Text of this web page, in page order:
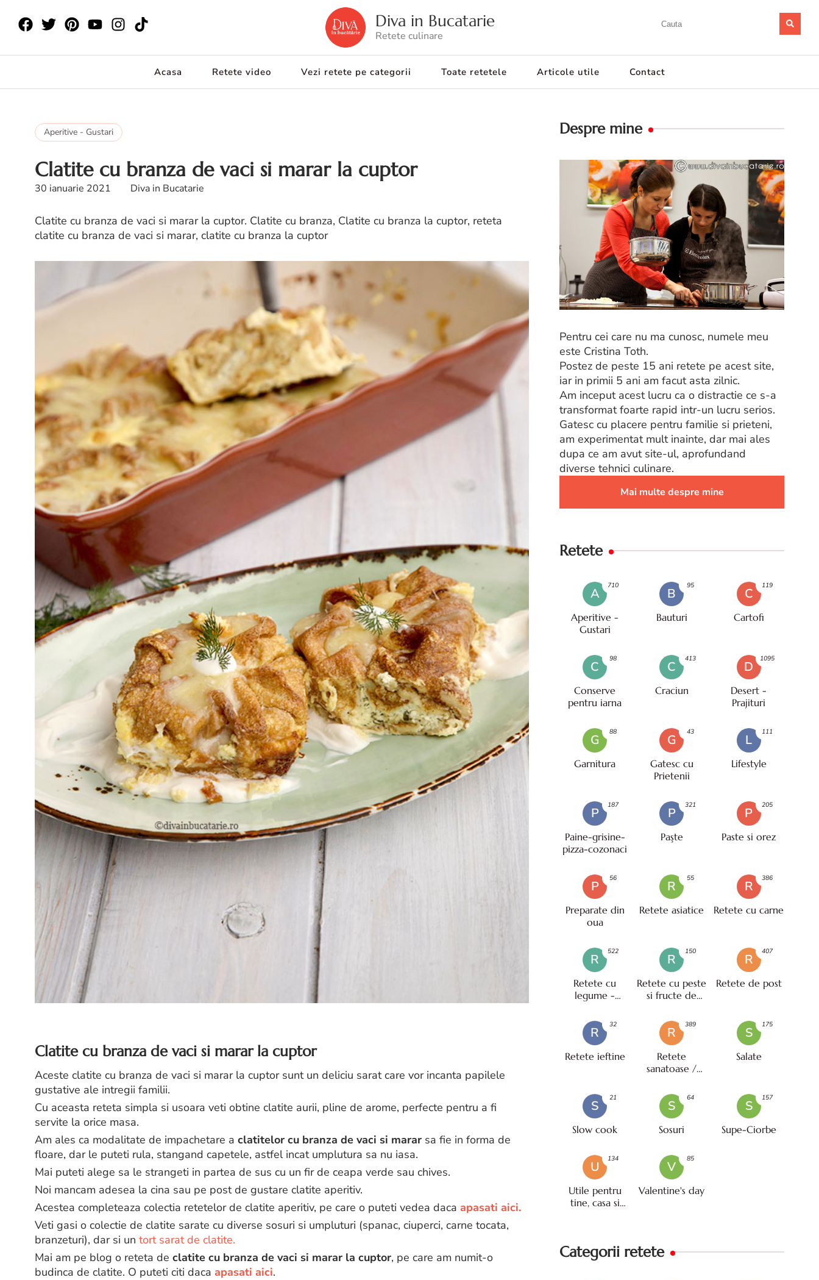
Diva in Bucatarie
Retete culinare
Acasa Retete video Vezi retete pe categorii Toate retetele Articole utile Contact
Aperitive - Gustari
Clatite cu branza de vaci si marar la cuptor
30 ianuarie 2021 Diva in Bucatarie
Clatite cu branza de vaci si marar la cuptor. Clatite cu branza, Clatite cu branza la cuptor, reteta
clatite cu branza de vaci si marar, clatite cu branza la cuptor
Clatite cu branza de vaci si marar la cuptor
Aceste clatite cu branza de vaci si marar la cuptor sunt un deliciu sarat care vor incanta papilele
gustative ale intregii familii.
Cu aceasta reteta simpla si usoara veti obtine clatite aurii, pline de arome, perfecte pentru a fi
servite la orice masa.
Am ales ca modalitate de impachetare a clatitelor cu branza de vaci si marar sa fie in forma de
floare, dar le puteti rula, stangand capetele, astfel incat umplutura sa nu iasa.
Mai puteti alege sa le strangeti in partea de sus cu un fir de ceapa verde sau chives.
Noi mancam adesea la cina sau pe post de gustare clatite aperitiv.
Acestea completeaza colectia retetelor de clatite aperitiv, pe care o puteti vedea daca apasati aici.
Veti gasi o colectie de clatite sarate cu diverse sosuri si umpluturi (spanac, ciuperci, carne tocata,
branzeturi), dar si un tort sarat de clatite.
Mai am pe blog o reteta de clatite cu branza de vaci si marar la cuptor, pe care am numit-o
budinca de clatite. O puteti citi daca apasati aici.
Despre mine
Pentru cei care nu ma cunosc, numele meu
este Cristina Toth.
Postez de peste 15 ani retete pe acest site,
iar in primii 5 ani am facut asta zilnic.
Am inceput acest lucru ca o distractie ce s-a
transformat foarte rapid intr-un lucru serios.
Gatesc cu placere pentru familie si prieteni,
am experimentat mult inainte, dar mai ales
dupa ce am avut site-ul, aprofundand
diverse tehnici culinare.
Mai multe despre mine
Retete
A
Aperitive -
Gustari
710
B
Bauturi
95
C
Cartofi
119
C
Conserve
pentru iarna
98
C
Craciun
413
D
Desert -
Prajituri
1095
G
Garnitura
88
G
Gatesc cu
Prietenii
43
L
Lifestyle
111
P
Paine-grisine-
pizza-cozonaci
187
P
Paşte
321
P
Paste si orez
205
P
Preparate din
oua
56
R
Retete asiatice
55
R
Retete cu carne
386
R
Retete cu
legume -
522
R
Retete cu peste
si fructe de
150
R
Retete de post
407
R
Retete ieftine
32
R
Retete
sanatoase /
389
S
Salate
175
S
Slow cook
21
S
Sosuri
64
S
Supe-Ciorbe
157
U
Utile pentru
tine, casa si
134
V
Valentine's day
85
Categorii retete